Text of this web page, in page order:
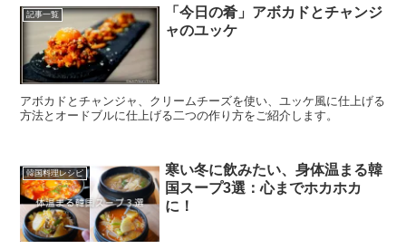
記事一覧
「今日の肴」アボカドとチャンジ
ャのユッケ
アボカドとチャンジャ、クリームチーズを使い、ユッケ風に仕上げる
方法とオードブルに仕上げる二つの作り方をご紹介します。
韓国料理レシピ
寒い冬に飲みたい、身体温まる韓
国スープ3選：心までホカホカ
に！